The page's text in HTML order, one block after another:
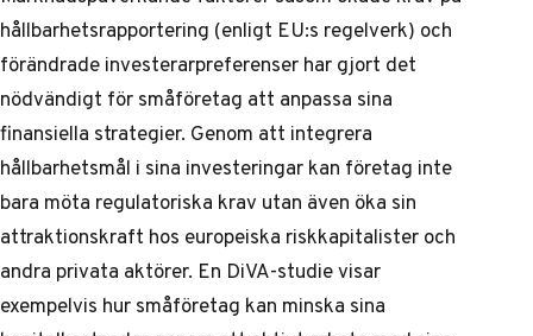
hållbarhetsrapportering (enligt EU:s regelverk) och
förändrade investerarpreferenser har gjort det
nödvändigt för småföretag att anpassa sina
finansiella strategier. Genom att integrera
hållbarhetsmål i sina investeringar kan företag inte
bara möta regulatoriska krav utan även öka sin
attraktionskraft hos europeiska riskkapitalister och
andra privata aktörer. En DiVA-studievisar
exempelvis hur småföretag kan minska sina